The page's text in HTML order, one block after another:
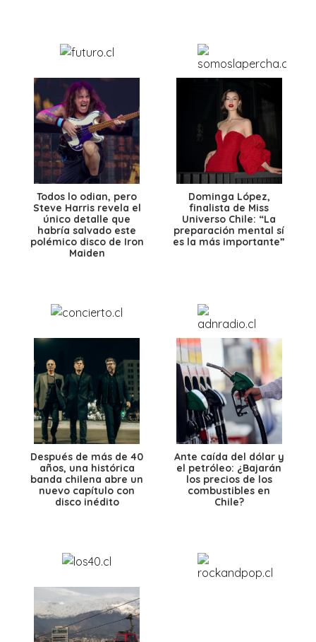
Todos lo odian, pero
Steve Harris revela el
único detalle que
habría salvado este
polémico disco de Iron
Maiden
Dominga López,
finalista de Miss
Universo Chile: “La
preparación mental sí
es la más importante”
Después de más de 40
años, una histórica
banda chilena abre un
nuevo capítulo con
disco inédito
Ante caída del dólar y
el petróleo: ¿Bajarán
los precios de los
combustibles en
Chile?